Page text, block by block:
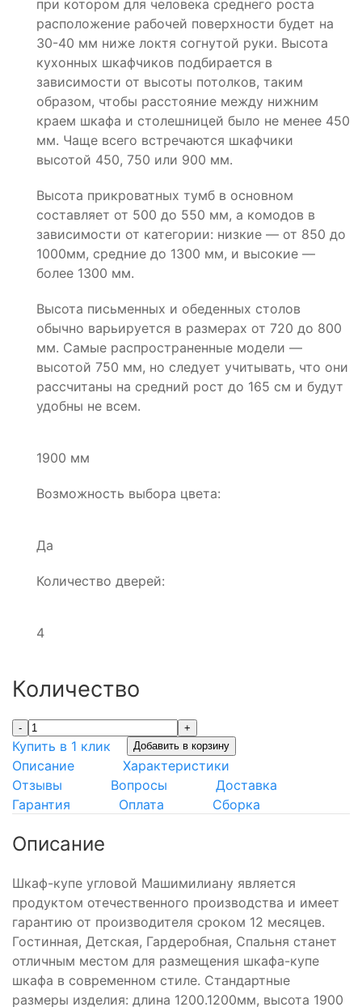
при котором для человека среднего роста
расположение рабочей поверхности будет на
30-40 мм ниже локтя согнутой руки. Высота
кухонных шкафчиков подбирается в
зависимости от высоты потолков, таким
образом, чтобы расстояние между нижним
краем шкафа и столешницей было не менее 450
мм. Чаще всего встречаются шкафчики
высотой 450, 750 или 900 мм.
Высота прикроватных тумб в основном
составляет от 500 до 550 мм, а комодов в
зависимости от категории: низкие — от 850 до
1000мм, средние до 1300 мм, и высокие —
более 1300 мм.
Высота письменных и обеденных столов
обычно варьируется в размерах от 720 до 800
мм. Самые распространенные модели —
высотой 750 мм, но следует учитывать, что они
рассчитаны на средний рост до 165 см и будут
удобны не всем.
1900 мм
Возможность выбора цвета:
Да
Количество дверей:
4
Количество
- +
Купить в 1 клик Добавить в корзину
Описание
Характеристики
Отзывы
Вопросы
Доставка
Гарантия
Оплата Сборка
Описание
Шкаф-купе угловой Машимилиану является
продуктом отечественного производства и имеет
гарантию от производителя сроком 12 месяцев.
Гостинная, Детская, Гардеробная, Спальня станет
отличным местом для размещения шкафа-купе
шкафа в современном стиле. Стандартные
размеры изделия: длина 1200.1200мм, высота 1900